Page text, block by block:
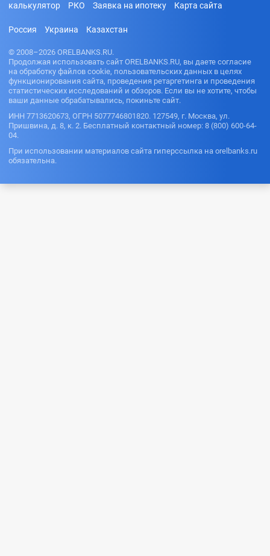
калькулятор
РКО Заявка на ипотеку Карта сайта
Россия Украина Казахстан
© 2008–2026 ORELBANKS.RU.
Продолжая использовать сайт ORELBANKS.RU, вы даете согласие
на обработку файлов cookie, пользовательских данных в целях
функционирования сайта, проведения ретаргетинга и проведения
статистических исследований и обзоров. Если вы не хотите, чтобы
ваши данные обрабатывались, покиньте сайт.
ИНН 7713620673, ОГРН 5077746801820. 127549, г. Москва, ул.
Пришвина, д. 8, к. 2. Бесплатный контактный номер: 8 (800) 600-64-
04.
При использовании материалов сайта гиперссылка на orelbanks.ru
обязательна.